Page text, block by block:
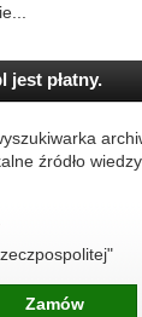
jest płatny.
źródło
Zamów